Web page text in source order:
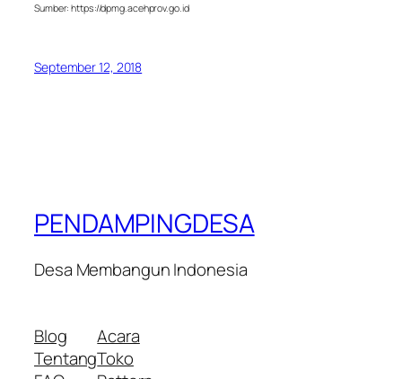
Sumber: https://dpmg.acehprov.go.id
September 12, 2018
PENDAMPINGDESA
Desa Membangun Indonesia
Blog
Tentang
Acara
Toko